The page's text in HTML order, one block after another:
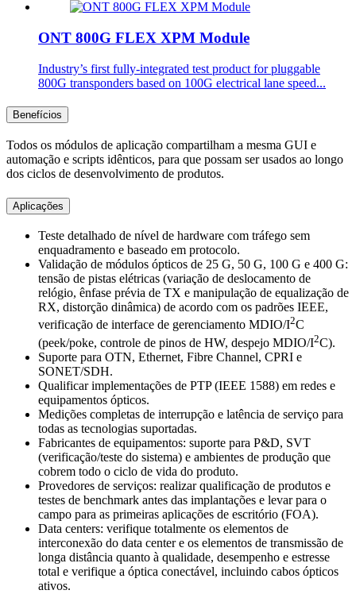
ONT 800G FLEX XPM Module
Industry’s first fully-integrated test product for pluggable
800G transponders based on 100G electrical lane speed...
Benefícios
Todos os módulos de aplicação compartilham a mesma GUI e
automação e scripts idênticos, para que possam ser usados ao longo
dos ciclos de desenvolvimento de produtos.
Aplicações
Teste detalhado de nível de hardware com tráfego sem
enquadramento e baseado em protocolo.
Validação de módulos ópticos de 25 G, 50 G, 100 G e 400 G:
tensão de pistas elétricas (variação de deslocamento de
relógio, ênfase prévia de TX e manipulação de equalização de
RX, distorção dinâmica) de acordo com os padrões IEEE,
verificação de interface de gerenciamento MDIO/I2C
(peek/poke, controle de pinos de HW, despejo MDIO/I2C).
Suporte para OTN, Ethernet, Fibre Channel, CPRI e
SONET/SDH.
Qualificar implementações de PTP (IEEE 1588) em redes e
equipamentos ópticos.
Medições completas de interrupção e latência de serviço para
todas as tecnologias suportadas.
Fabricantes de equipamentos: suporte para P&D, SVT
(verificação/teste do sistema) e ambientes de produção que
cobrem todo o ciclo de vida do produto.
Provedores de serviços: realizar qualificação de produtos e
testes de benchmark antes das implantações e levar para o
campo para as primeiras aplicações de escritório (FOA).
Data centers: verifique totalmente os elementos de
interconexão do data center e os elementos de transmissão de
longa distância quanto à qualidade, desempenho e estresse
total e verifique a óptica conectável, incluindo cabos ópticos
ativos.